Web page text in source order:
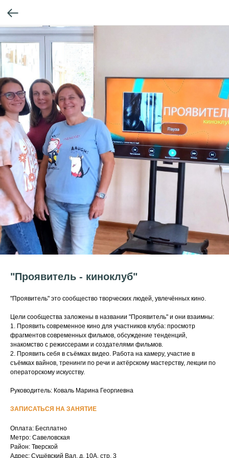
"Проявитель - киноклуб"
"Проявитель" это сообщество творческих людей, увлечённых кино.
Цели сообщества заложены в названии "Проявитель" и они взаимны:
1. Проявить современное кино для участников клуба: просмотр
фрагментов современных фильмов, обсуждение тенденций,
знакомство с режиссерами и создателями фильмов.
2. Проявить себя в съёмках видео. Работа на камеру, участие в
съёмках вайнов, тренинги по речи и актёрскому мастерству, лекции по
операторскому искусству.
Руководитель: Коваль Марина Георгиевна
ЗАПИСАТЬСЯ НА ЗАНЯТИЕ
Оплата: Бесплатно
Метро: Савеловская
Район: Тверской
Адрес: Сущёвский Вал, д. 10А, стр. 3